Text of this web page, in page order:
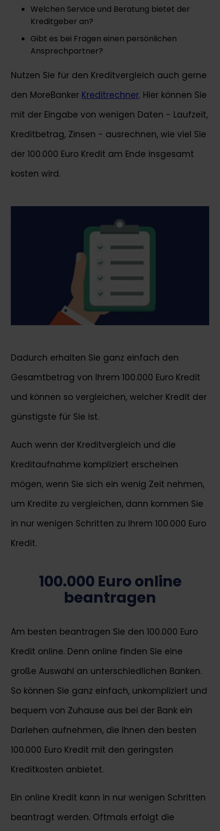
Welchen Service und Beratung bietet der
Kreditgeber an?
Gibt es bei Fragen einen persönlichen
Ansprechpartner?
Nutzen Sie für den Kreditvergleich auch gerne
den MoreBanker Kreditrechner. Hier können Sie
mit der Eingabe von wenigen Daten - Laufzeit,
Kreditbetrag, Zinsen - ausrechnen, wie viel Sie
der 100.000 Euro Kredit am Ende insgesamt
kosten wird.
Dadurch erhalten Sie ganz einfach den
Gesamtbetrag von Ihrem 100.000 Euro Kredit
und können so vergleichen, welcher Kredit der
günstigste für Sie ist.
Auch wenn der Kreditvergleich und die
Kreditaufnahme kompliziert erscheinen
mögen, wenn Sie sich ein wenig Zeit nehmen,
um Kredite zu vergleichen, dann kommen Sie
in nur wenigen Schritten zu Ihrem 100.000 Euro
Kredit.
100.000 Euro online
beantragen
Am besten beantragen Sie den 100.000 Euro
Kredit online. Denn online finden Sie eine
große Auswahl an unterschiedlichen Banken.
So können Sie ganz einfach, unkompliziert und
bequem von Zuhause aus bei der Bank ein
Darlehen aufnehmen, die Ihnen den besten
100.000 Euro Kredit mit den geringsten
Kreditkosten anbietet.
Ein online Kredit kann in nur wenigen Schritten
beantragt werden. Oftmals erfolgt die